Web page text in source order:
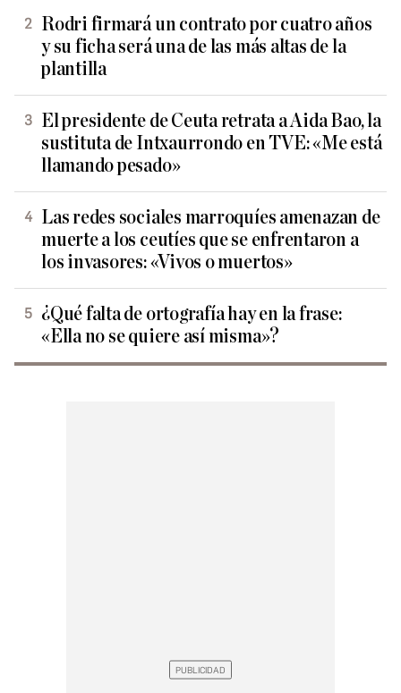
Rodri firmará un contrato por cuatro años
y su ficha será una de las más altas de la
plantilla
El presidente de Ceuta retrata a Aida Bao, la
sustituta de Intxaurrondo en TVE: «Me está
llamando pesado»
Las redes sociales marroquíes amenazan de
muerte a los ceutíes que se enfrentaron a
los invasores: «Vivos o muertos»
¿Qué falta de ortografía hay en la frase:
«Ella no se quiere así misma»?